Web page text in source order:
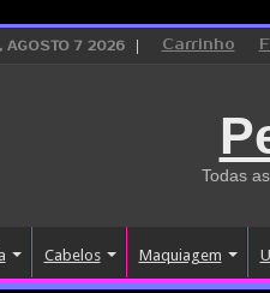
AGOSTO 7 2026 Carrinho
Todas
Cabelos Maquiagem